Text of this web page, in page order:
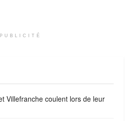
PUBLICITÉ
Villefranche coulent lors de leur